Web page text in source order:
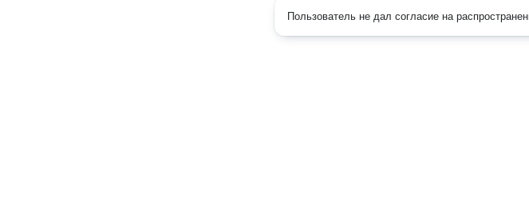
Пользователь не дал согласие на